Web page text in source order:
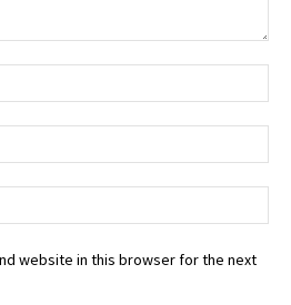
website in this browser for the next